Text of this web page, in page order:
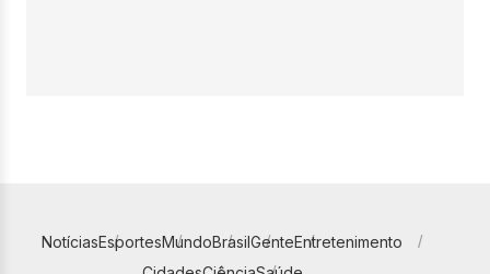
NotíciasEsportesMundoBrasilGenteEntretenimento